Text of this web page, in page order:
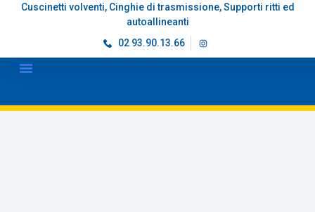
Cuscinetti volventi, Cinghie di trasmissione, Supporti ritti ed
autoallineanti
02 93.90.13.66